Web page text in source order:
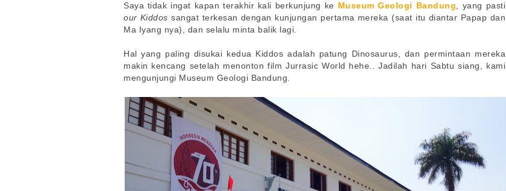
Saya tidak ingat kapan terakhir kali berkunjung ke Museum Geologi Bandung, yang pasti
our Kiddos sangat terkesan dengan kunjungan pertama mereka (saat itu diantar Papap dan
Ma Iyang nya), dan selalu minta balik lagi.
Hal yang paling disukai kedua Kiddos adalah patung Dinosaurus, dan permintaan mereka
makin kencang setelah menonton film Jurrasic World hehe.. Jadilah hari Sabtu siang, kami
mengunjungi Museum Geologi Bandung.